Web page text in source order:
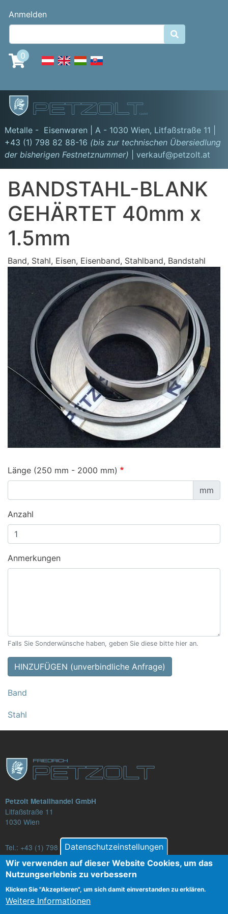
Benutzermenü
Anmelden

0
GmbH
Metalle - Eisenwaren | A - 1030 Wien, Litfaßstraße 11
+43 (1) 798 82 88-16 (bis zur technischen Übersiedlung
der bisherigen Festnetznummer)
| verkauf@petzolt.at
BANDSTAHL-BLANK
GEHÄRTET 40mm x
1.5mm
Band, Stahl, Eisen, Eisenband, Stahlband, Bandstahl
Länge (250 mm - 2000 mm)
mm
Anzahl
Anmerkungen
Falls Sie Sonderwünsche haben, geben Sie diese bitte hier an.
HINZUFÜGEN (unverbindliche Anfrage)
Band
Stahl
Petzolt Metallhandel GmbH
Litfaßstraße 11
1030 Wien
Tel.: +43 (1) 798 82 88-16
E-Mail: verkauf@petzolt.at
Datenschutzeinstellungen
Wir verwenden auf dieser Website Cookies, um das
Nutzungserlebnis zu verbessern
Klicken Sie "Akzeptieren", um sich damit einverstanden zu erklären.
Weitere Informationen